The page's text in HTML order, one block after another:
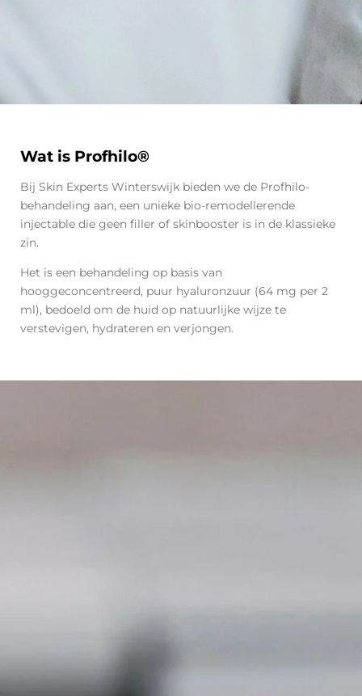
Wat is Profhilo®
Bij Skin Experts Winterswijk bieden we de Profhilo-
behandeling aan, een unieke bio-remodellerende
injectable die geen filler of skinbooster is in de klassieke
zin.
Het is een behandeling op basis van
hooggeconcentreerd, puur hyaluronzuur (64 mg per 2
ml), bedoeld om de huid op natuurlijke wijze te
verstevigen, hydrateren en verjongen.